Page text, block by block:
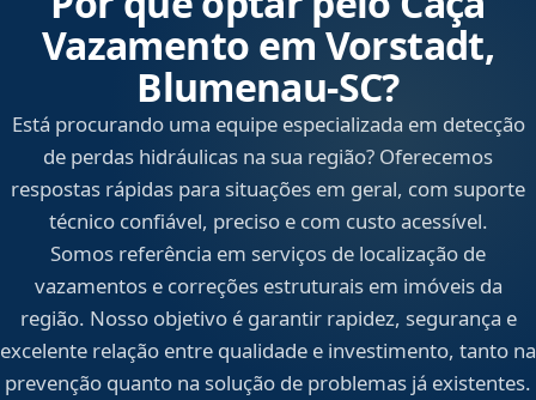
Vazamento em Vorstadt,
Blumenau‑SC?
Está procurando uma equipe especializada em detecção
de perdas hidráulicas na sua região? Oferecemos
respostas rápidas para situações em geral, com suporte
técnico confiável, preciso e com custo acessível.
Somos referência em serviços de localização de
vazamentos e correções estruturais em imóveis da
região. Nosso objetivo é garantir rapidez, segurança e
excelente relação entre qualidade e investimento, tanto na
prevenção quanto na solução de problemas já existentes.